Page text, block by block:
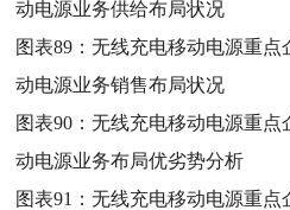
动电源业务供给布局状况
图表89：无线充电移动电源重点
动电源业务销售布局状况
图表90：无线充电移动电源重点
动电源业务布局优劣势分析
图表91：无线充电移动电源重点